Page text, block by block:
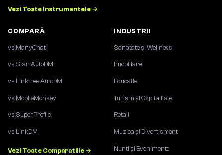
Vezi Toate Instrumentele →
COMPARĂ
vs ManyChat
vs Stan AutoDM
vs Linktree AutoDM
vs MobileMonkey
vs SuperProfile
vs LinkDM
Vezi Toate Comparatiile →
INDUSTRII
Sanatate și Wellness
Imobiliare
Educatie
Turism și Ospitalitate
Retail
Muzica și Divertisment
Nunti și Evenimente